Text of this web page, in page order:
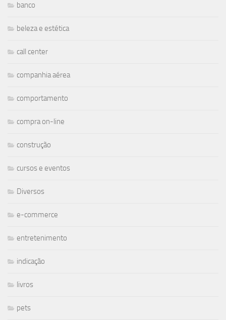
banco
beleza e estética
call center
companhia aérea
comportamento
compra on-line
construção
cursos e eventos
Diversos
e-commerce
entretenimento
indicação
livros
pets